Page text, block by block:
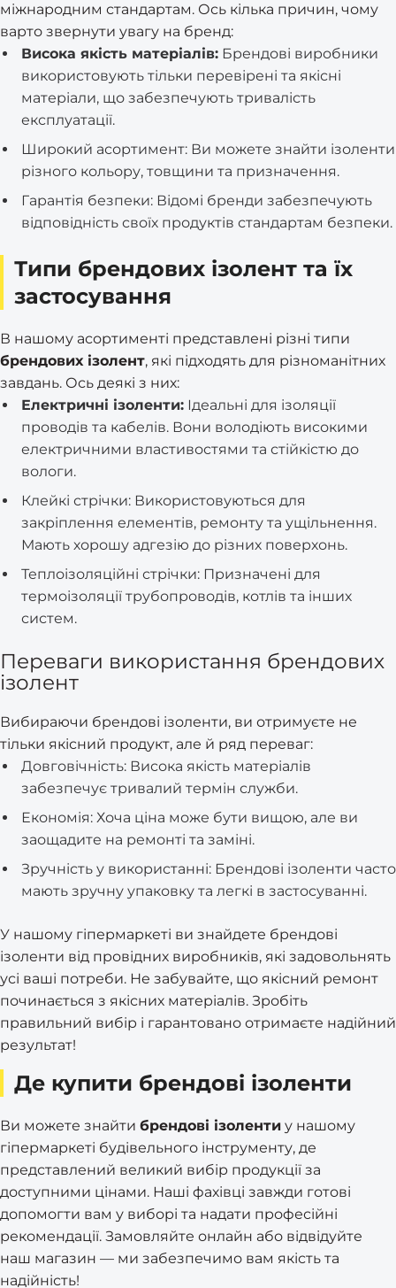
міжнародним стандартам. Ось кілька причин, чому
варто звернути увагу на бренд:
Висока якість матеріалів: Брендові виробники
використовують тільки перевірені та якісні
матеріали, що забезпечують тривалість
експлуатації.
Широкий асортимент: Ви можете знайти ізоленти
різного кольору, товщини та призначення.
Гарантія безпеки: Відомі бренди забезпечують
відповідність своїх продуктів стандартам безпеки.
Типи брендових ізолент та їх
застосування
В нашому асортименті представлені різні типи
брендових ізолент, які підходять для різноманітних
завдань. Ось деякі з них:
Електричні ізоленти: Ідеальні для ізоляції
проводів та кабелів. Вони володіють високими
електричними властивостями та стійкістю до
вологи.
Клейкі стрічки: Використовуються для
закріплення елементів, ремонту та ущільнення.
Мають хорошу адгезію до різних поверхонь.
Теплоізоляційні стрічки: Призначені для
термоізоляції трубопроводів, котлів та інших
систем.
Переваги використання брендових
ізолент
Вибираючи брендові ізоленти, ви отримуєте не
тільки якісний продукт, але й ряд переваг:
Довговічність: Висока якість матеріалів
забезпечує тривалий термін служби.
Економія: Хоча ціна може бути вищою, але ви
заощадите на ремонті та заміні.
Зручність у використанні: Брендові ізоленти часто
мають зручну упаковку та легкі в застосуванні.
У нашому гіпермаркеті ви знайдете брендові
ізоленти від провідних виробників, які задовольнять
усі ваші потреби. Не забувайте, що якісний ремонт
починається з якісних матеріалів. Зробіть
правильний вибір і гарантовано отримаєте надійний
результат!
Де купити брендові ізоленти
Ви можете знайти брендові ізоленти у нашому
гіпермаркеті будівельного інструменту, де
представлений великий вибір продукції за
доступними цінами. Наші фахівці завжди готові
допомогти вам у виборі та надати професійні
рекомендації. Замовляйте онлайн або відвідуйте
наш магазин — ми забезпечимо вам якість та
надійність!